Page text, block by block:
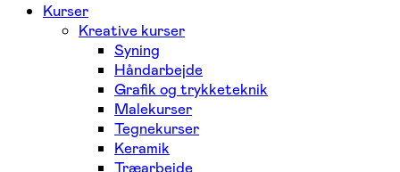
Kurser
Kreative kurser
Syning
Håndarbejde
Grafik og trykketeknik
Malekurser
Tegnekurser
Keramik
Træarbejde